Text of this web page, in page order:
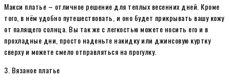
Макси платье – отличное решение для теплых весенних дней. Кроме
того, в нём удобно путешествовать, и оно будет прикрывать вашу кожу
от палящего солнца. Вы так же с легкостью можете носить его и в
прохладные дни, просто наденьте накидку или джинсовую куртку
сверху и можете смело отправляться на прогулку.
3. Вязаное платье